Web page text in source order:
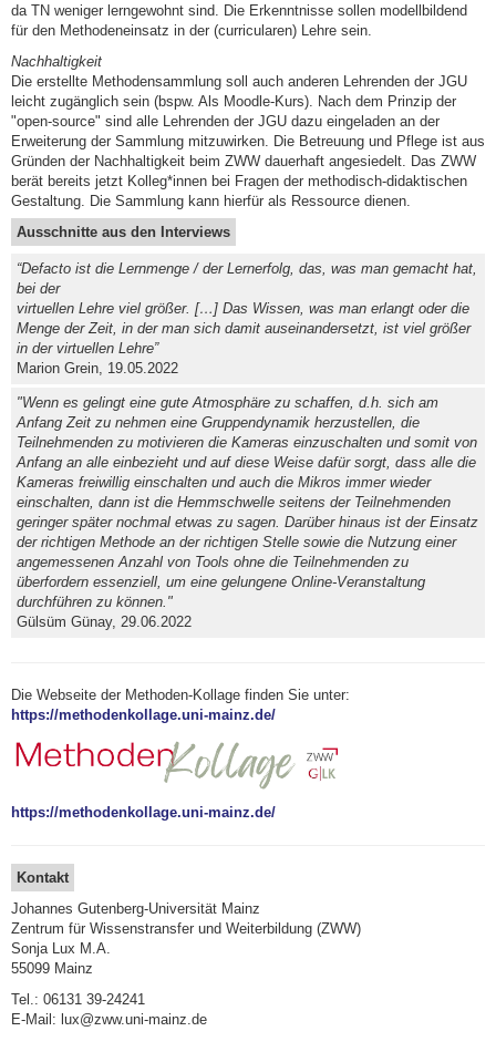
da TN weniger lerngewohnt sind. Die Erkenntnisse sollen modellbildend
für den Methodeneinsatz in der (curricularen) Lehre sein.
Nachhaltigkeit
Die erstellte Methodensammlung soll auch anderen Lehrenden der JGU
leicht zugänglich sein (bspw. Als Moodle-Kurs). Nach dem Prinzip der
"open-source" sind alle Lehrenden der JGU dazu eingeladen an der
Erweiterung der Sammlung mitzuwirken. Die Betreuung und Pflege ist aus
Gründen der Nachhaltigkeit beim ZWW dauerhaft angesiedelt. Das ZWW
berät bereits jetzt Kolleg*innen bei Fragen der methodisch-didaktischen
Gestaltung. Die Sammlung kann hierfür als Ressource dienen.
Ausschnitte aus den Interviews
“Defacto ist die Lernmenge / der Lernerfolg, das, was man gemacht hat,
bei der
virtuellen Lehre viel größer. […] Das Wissen, was man erlangt oder die
Menge der Zeit, in der man sich damit auseinandersetzt, ist viel größer
in der virtuellen Lehre”
Marion Grein, 19.05.2022
"Wenn es gelingt eine gute Atmosphäre zu schaffen, d.h. sich am
Anfang Zeit zu nehmen eine Gruppendynamik herzustellen, die
Teilnehmenden zu motivieren die Kameras einzuschalten und somit von
Anfang an alle einbezieht und auf diese Weise dafür sorgt, dass alle die
Kameras freiwillig einschalten und auch die Mikros immer wieder
einschalten, dann ist die Hemmschwelle seitens der Teilnehmenden
geringer später nochmal etwas zu sagen. Darüber hinaus ist der Einsatz
der richtigen Methode an der richtigen Stelle sowie die Nutzung einer
angemessenen Anzahl von Tools ohne die Teilnehmenden zu
überfordern essenziell, um eine gelungene Online-Veranstaltung
durchführen zu können."
Gülsüm Günay, 29.06.2022
Die Webseite der Methoden-Kollage finden Sie unter:
https://methodenkollage.uni-mainz.de/
https://methodenkollage.uni-mainz.de/
Kontakt
Johannes Gutenberg-Universität Mainz
Zentrum für Wissenstransfer und Weiterbildung (ZWW)
Sonja Lux M.A.
55099 Mainz
Tel.: 06131 39-24241
E-Mail: lux@zww.uni-mainz.de